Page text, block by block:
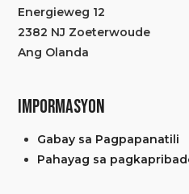
Energieweg 12
2382 NJ Zoeterwoude
Ang Olanda
IMPORMASYON
Gabay sa Pagpapanatili
Pahayag sa